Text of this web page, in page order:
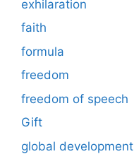
exhilaration
faith
formula
freedom
freedom of speech
Gift
global development